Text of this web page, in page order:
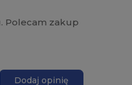
Polecam zakup
Dodaj opinię